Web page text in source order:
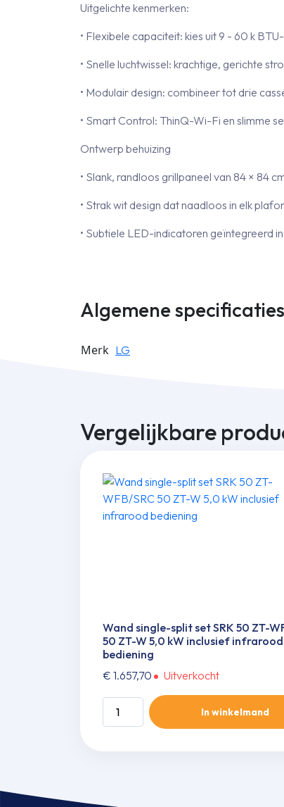
Uitgelichte kenmerken:
• Flexibele capaciteit: kies uit 9 - 60 k
• Snelle luchtwissel: krachtige, gerichte
• Modulair design: combineer tot drie
• Smart Control: ThinQ-Wi-Fi en slimme
Ontwerp behuizing
• Slank, randloos grillpaneel van 84 × 84
• Strak wit design dat naadloos in elk
• Subtiele LED-indicatoren geïntegreerd
Algemene specificaties
Merk LG
Vergelijkbare
Wand single-split set SRK 50 ZT-
50 ZT-W 5,0 kW inclusief infrarood
bediening
€ 1.657,70 Uitverkocht
In winkelmand